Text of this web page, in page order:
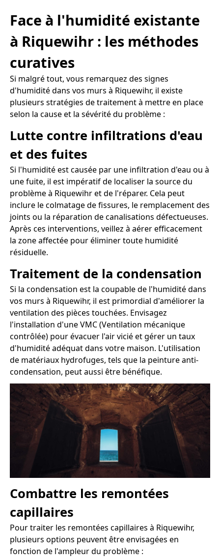
Face à l'humidité existante
à Riquewihr : les méthodes
curatives
Si malgré tout, vous remarquez des signes
d'humidité dans vos murs à Riquewihr, il existe
plusieurs stratégies de traitement à mettre en place
selon la cause et la sévérité du problème :
Lutte contre infiltrations d'eau
et des fuites
Si l'humidité est causée par une infiltration d'eau ou à
une fuite, il est impératif de localiser la source du
problème à Riquewihr et de l'réparer. Cela peut
inclure le colmatage de fissures, le remplacement des
joints ou la réparation de canalisations défectueuses.
Après ces interventions, veillez à aérer efficacement
la zone affectée pour éliminer toute humidité
résiduelle.
Traitement de la condensation
Si la condensation est la coupable de l'humidité dans
vos murs à Riquewihr, il est primordial d'améliorer la
ventilation des pièces touchées. Envisagez
l'installation d'une VMC (Ventilation mécanique
contrôlée) pour évacuer l'air vicié et gérer un taux
d'humidité adéquat dans votre maison. L'utilisation
de matériaux hydrofuges, tels que la peinture anti-
condensation, peut aussi être bénéfique.
Combattre les remontées
capillaires
Pour traiter les remontées capillaires à Riquewihr,
plusieurs options peuvent être envisagées en
fonction de l'ampleur du problème :